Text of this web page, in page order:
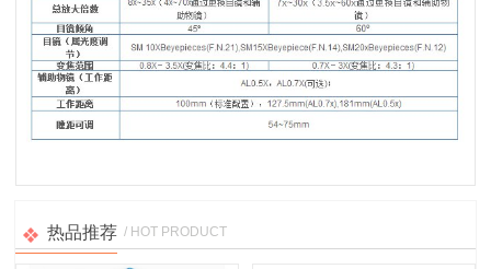
热品推荐 / HOT PRODUCT